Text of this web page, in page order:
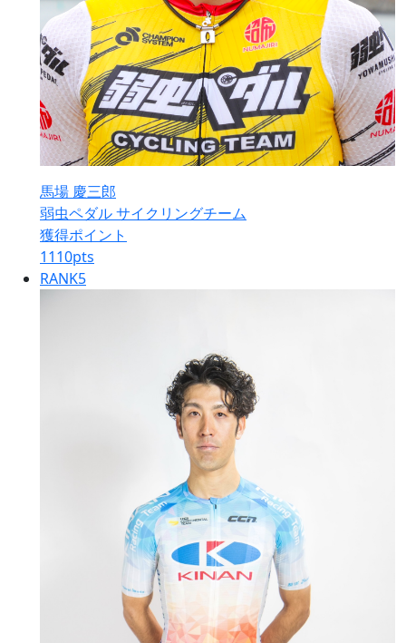
馬場 慶三郎
弱虫ペダル サイクリングチーム
獲得ポイント
1110pts
RANK5